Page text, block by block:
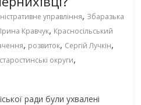
управління, Збаразька
Ірина Кравчук, Красносільський
, розвиток, Сергій Лучкін,
старостинські округи,
ради були ухвалені